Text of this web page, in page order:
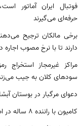
فوتبال ایران آماتور
حرفه‌ای می‌گیرند
برخی مالکان ترجیح
دارند تا با نرخ مصوب اجاره
مراکز غیرمجاز استخراج
سودهای کلان به جیب
دعوای مرگبار در بوستان
کامیون با راننده ۸ ساله در اصفهان توقیف شد